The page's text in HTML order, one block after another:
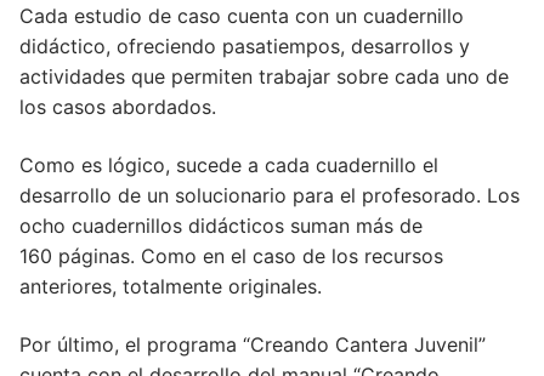
Cada estudio de caso cuenta con un cuadernillo
didáctico, ofreciendo pasatiempos, desarrollos y
actividades que permiten trabajar sobre cada uno de
los casos abordados.
Como es lógico, sucede a cada cuadernillo el
desarrollo de un solucionario para el profesorado. Los
ocho cuadernillos didácticos suman más de
160 páginas. Como en el caso de los recursos
anteriores, totalmente originales.
Por último, el programa “Creando Cantera Juvenil”